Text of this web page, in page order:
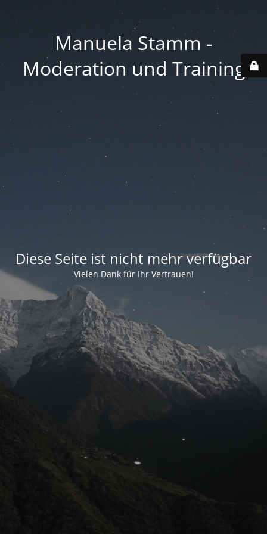
Manuela Stamm -
Moderation und Training
Diese Seite ist nicht mehr verfügbar
Vielen Dank für Ihr Vertrauen!